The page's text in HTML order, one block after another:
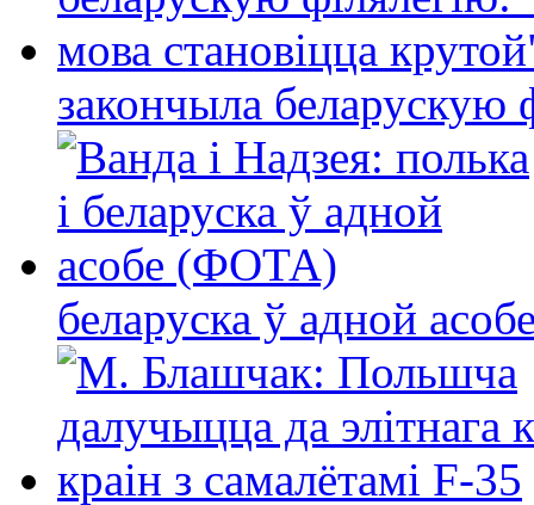
закончыла беларускую
беларуска ў адной